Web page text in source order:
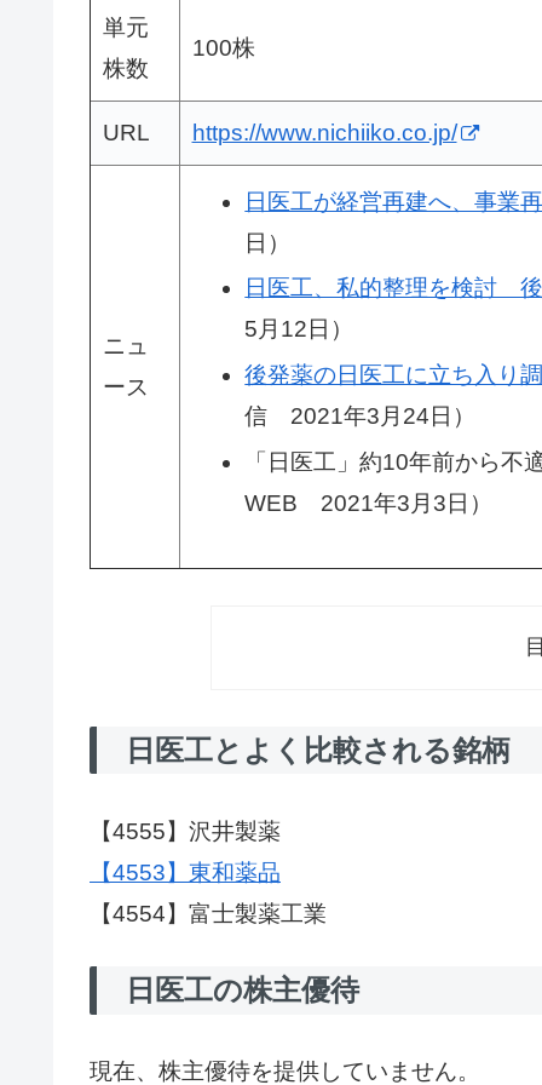
単元
株数
100株
URL https://www.nichiiko.co.jp/
ニュ
ース
日医工が経営再建へ、事業
日）
日医工、私的整理を検討
5月12日）
後発薬の日医工に立ち入り
信 2021年3月24日）
「日医工」約10年前から
WEB 2021年3月3日）
日医工とよく比較される銘柄
【4555】沢井製薬
【4553】東和薬品
【4554】富士製薬工業
日医工の株主優待
現在、株主優待を提供していません。